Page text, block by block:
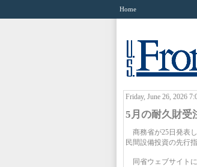
Home
Friday, June 26, 2026
5月の耐久財受
商務省が25日発表し
民間設備投資の先行
同省ウェブサイト